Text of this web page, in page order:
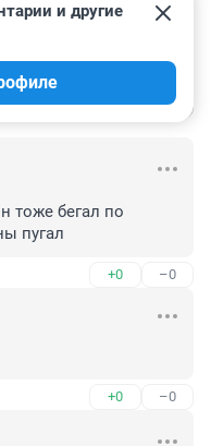
и другие
тоже бегал по
пугал
+0 –0
+0 –0